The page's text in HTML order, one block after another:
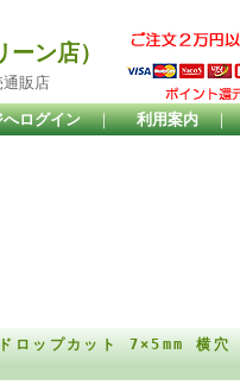
ン店）
販店
ログイン ｜ 利用案内 ｜
ロップカット 7×5mm 横穴